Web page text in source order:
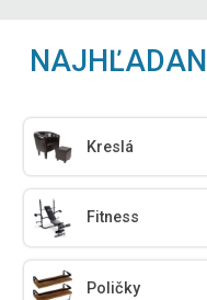
Kreslá
Fitness
Poličky